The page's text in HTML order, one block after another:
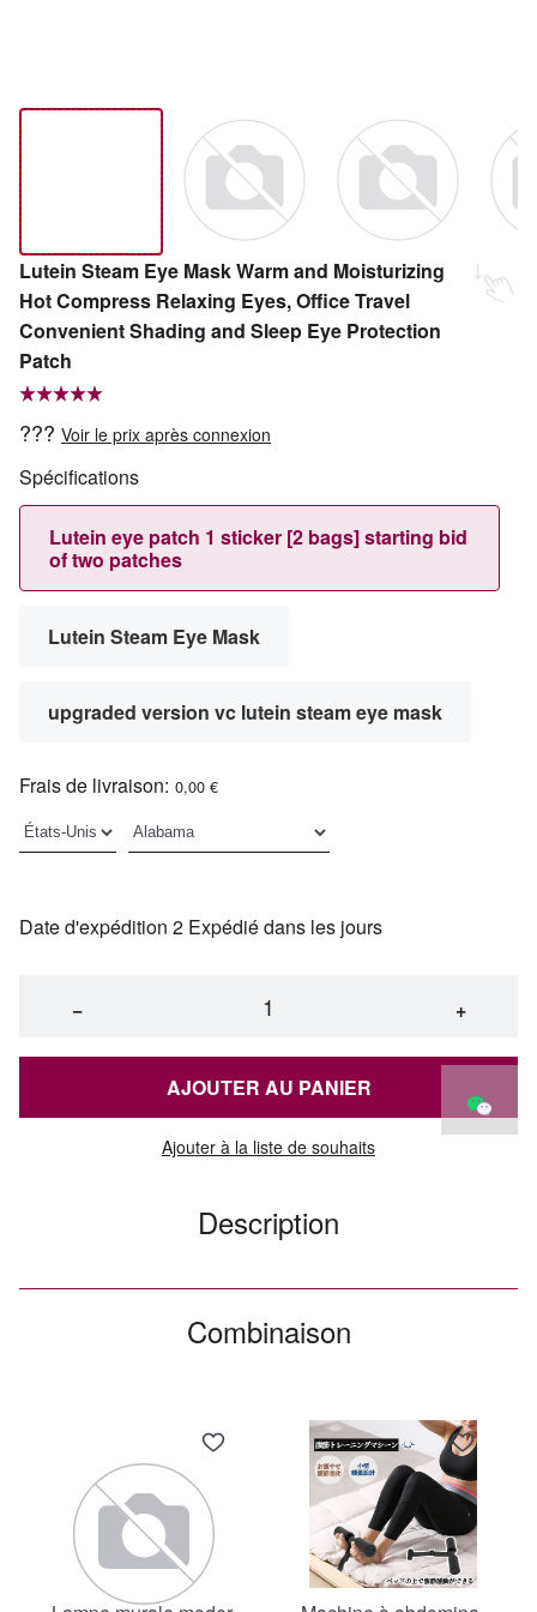
Lutein Steam Eye Mask Warm and Moisturizing
Hot Compress Relaxing Eyes, Office Travel
Convenient Shading and Sleep Eye Protection
Patch
??? Voir le prix après connexion
Spécifications
Lutein eye patch 1 sticker [2 bags] starting bid
of two patches
Lutein Steam Eye Mask
upgraded version vc lutein steam eye mask
Frais de livraison: 0,00 €
Date d'expédition 2 Expédié dans les jours
− +
AJOUTER AU PANIER
Ajouter à la liste de souhaits
Description
Combinaison